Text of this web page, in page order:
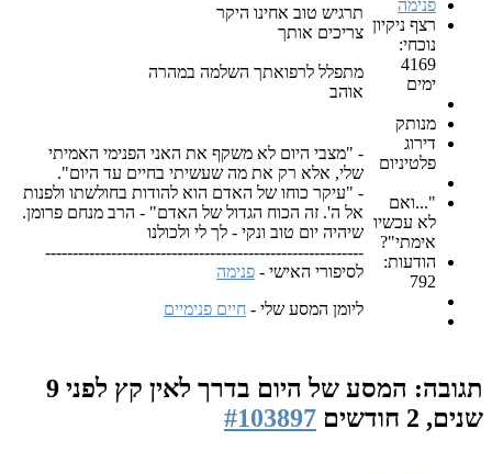
פנימה
רצף ניקיון
נוכחי:
4169
ימים
מנותק
דירוג
פלטיניום
"...ואם
לא עכשיו
אימתי"?
הודעות:
792
תרגיש טוב אחינו היקר
צריכים אותך
מתפלל לרפואתך השלמה במהרה
אוהב
- "מצבי היום לא משקף את האני הפנימי האמיתי
שלי, אלא רק את מה שעשיתי בחיים עד היום".
- "עיקר כוחו של האדם הוא להודות בחולשתו ולפנות
אל ה'. זה הכוח הגדול של האדם" - הרב מנחם פרומן.
שיהיה יום טוב ונקי - לך לי ולכולנו
----------------------------------------------------------
לסיפורי האישי - פנימה
ליומן המסע שלי - חיים פנימיים
תגובה: המסע של היום בדרך לאין קץ
לפני 9
שנים, 2 חודשים
#103897